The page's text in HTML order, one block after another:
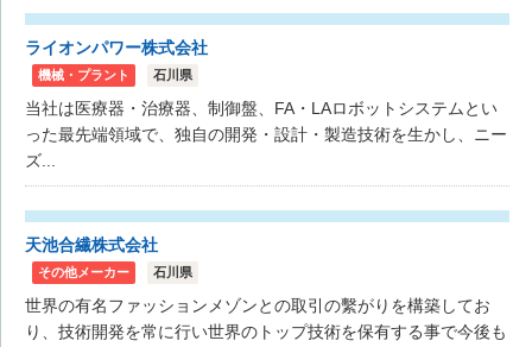
ライオンパワー株式会社
機械・プラント 石川県
当社は医療器・治療器、制御盤、FA・LAロボットシステムとい
った最先端領域で、独自の開発・設計・製造技術を生かし、ニー
ズ...
天池合繊株式会社
その他メーカー 石川県
世界の有名ファッションメゾンとの取引の繫がりを構築してお
り、技術開発を常に行い世界のトップ技術を保有する事で今後も